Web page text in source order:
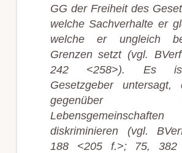
GG der Freiheit des
welche Sachverhalte er
welche er ungleich
Grenzen setzt (vgl.
242 <258>). Es
Gesetzgeber
gegenüber
diskriminieren (vgl.
188 <205 f.>; 75, 382